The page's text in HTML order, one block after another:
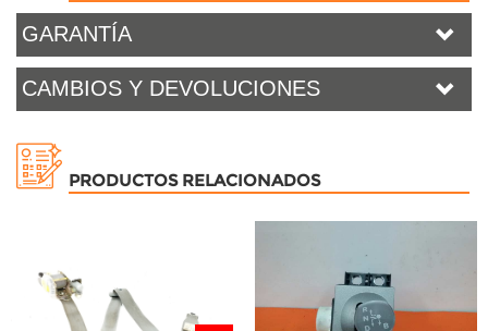
GARANTÍA
CAMBIOS Y DEVOLUCIONES
PRODUCTOS RELACIONADOS